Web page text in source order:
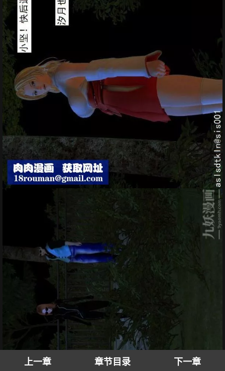
上一章 章节目录 下一章